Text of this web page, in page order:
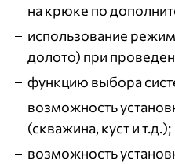
на крюке по
использование
долото) при
функцию выбора
возможность
(скважина, куст и т.д.);
возможность